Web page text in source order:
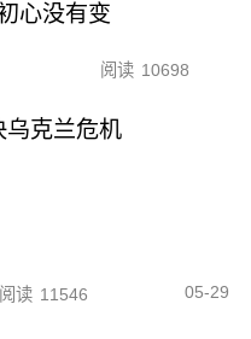
心没有变
阅读 10698
乌克兰危机
阅读 11546 05-29